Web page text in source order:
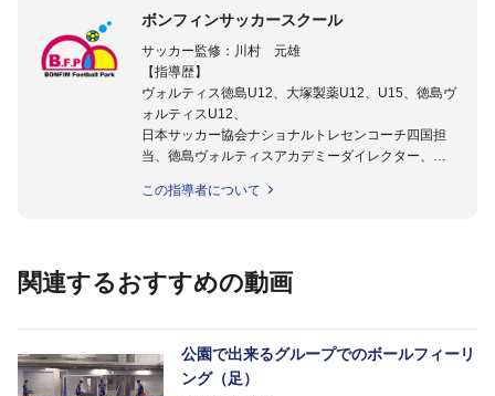
ボンフィンサッカースクール
サッカー監修：川村 元雄
【指導歴】
ヴォルティス徳島U12、大塚製薬U12、U15、徳島ヴ
ォルティスU12、
日本サッカー協会ナショナルトレセンコーチ四国担
当、徳島ヴォルティスアカデミーダイレクター、
日本サッカー協会公認B級養成講習会インストラクタ
協会公認キッズリーダーチーフインストラクター
【指導歴】
FリーグU23選抜監督、ミャンマー女子フットサル代
表監督
この指導者について
関連するおすすめの動画
公園で出来るグループでのボールフィーリ
ング（足）